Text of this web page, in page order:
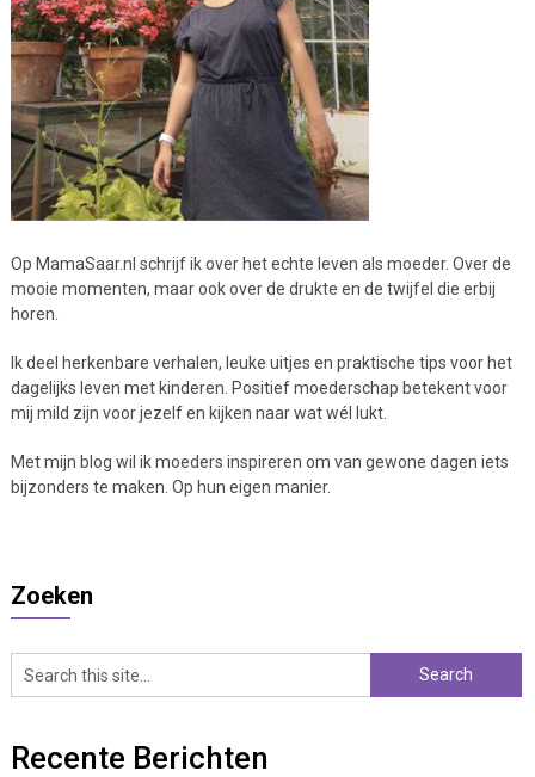
Op MamaSaar.nl schrijf ik over het echte leven als moeder. Over de
mooie momenten, maar ook over de drukte en de twijfel die erbij
horen.
Ik deel herkenbare verhalen, leuke uitjes en praktische tips voor het
dagelijks leven met kinderen. Positief moederschap betekent voor
mij mild zijn voor jezelf en kijken naar wat wél lukt.
Met mijn blog wil ik moeders inspireren om van gewone dagen iets
bijzonders te maken. Op hun eigen manier.
Zoeken
Recente Berichten